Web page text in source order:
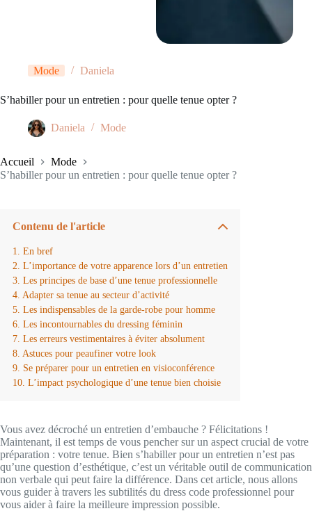
Mode Daniela
S’habiller pour un entretien : pour quelle tenue opter ?
Daniela Mode
Accueil
Mode
S’habiller pour un entretien : pour quelle tenue opter ?
Contenu de l'article
En bref
L’importance de votre apparence lors d’un entretien
Les principes de base d’une tenue professionnelle
Adapter sa tenue au secteur d’activité
Les indispensables de la garde-robe pour homme
Les incontournables du dressing féminin
Les erreurs vestimentaires à éviter absolument
Astuces pour peaufiner votre look
Se préparer pour un entretien en visioconférence
L’impact psychologique d’une tenue bien choisie
Vous avez décroché un entretien d’embauche ? Félicitations !
Maintenant, il est temps de vous pencher sur un aspect crucial de votre
préparation : votre tenue. Bien s’habiller pour un entretien n’est pas
qu’une question d’esthétique, c’est un véritable outil de communication
non verbale qui peut faire la différence. Dans cet article, nous allons
vous guider à travers les subtilités du dress code professionnel pour
vous aider à faire la meilleure impression possible.